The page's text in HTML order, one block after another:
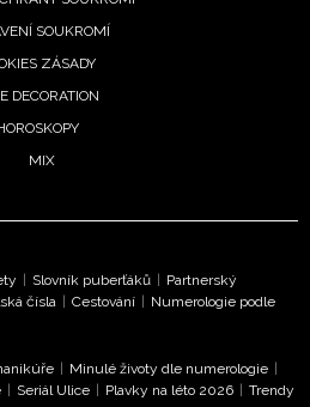
SOUKROMÍ
ZÁSADY
DECORATION
MIX
| Slovník puberťáků | Partnerský
čísla | Cestování | Numerologie podle
| Minulé životy dle numerologie |
| Seriál Ulice | Plavky na léto 2026 | Trendy